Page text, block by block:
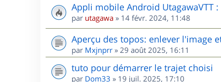
Appli mobile Android UtagawaVTT
par utagawa » 14 févr. 2024, 11:48
Aperçu des topos: enlever l'image
par Mxjnprr » 29 août 2025, 16:11
tuto pour démarrer le trajet choisi
par Dom33 » 19 juil. 2025, 17:10